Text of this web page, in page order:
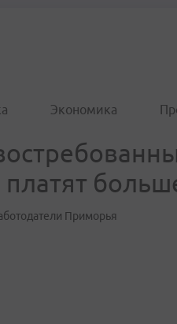
Экономика
Приморья